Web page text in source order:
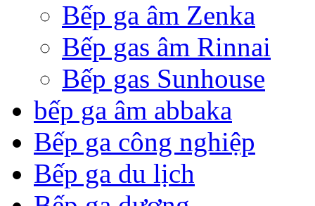
Bếp ga âm Zenka
Bếp gas âm Rinnai
Bếp gas Sunhouse
bếp ga âm abbaka
Bếp ga công nghiệp
Bếp ga du lịch